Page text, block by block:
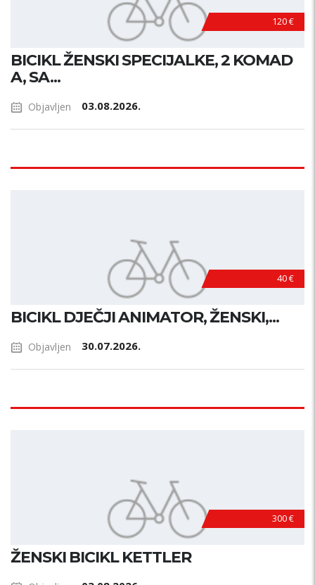
120 €
BICIKL ŽENSKI SPECIJALKE, 2 KOMAD
A, SA...
Objavljen 03.08.2026.
40 €
BICIKL DJEČJI ANIMATOR, ŽENSKI,...
Objavljen 30.07.2026.
300 €
ŽENSKI BICIKL KETTLER